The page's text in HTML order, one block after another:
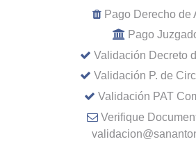
Pago Derecho de
Pago
Validación Decreto
Validación P. de
Validación PAT
Verifique